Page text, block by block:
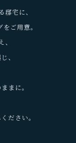
宅に、
ご用意。
、
まに。
ださい。